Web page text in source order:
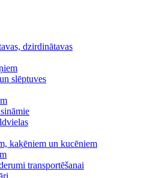
dzirdinātavas
slēptuves
kaķēniem un kucēniem
transportēšanai